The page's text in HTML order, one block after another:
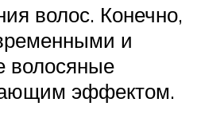
волос. Конечно,
и
волосяные
эффектом.